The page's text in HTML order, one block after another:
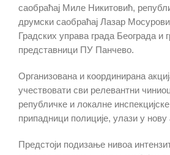
саобраћај Миле Никитовић,
друмски саобраћај Лазар
Градских управа града Београда и
представници ПУ Панчево.
Организована и координирана
учествовати сви релевантни
републичке и локалне
припадници полиције, улази у
Предстоји подизање нивоа